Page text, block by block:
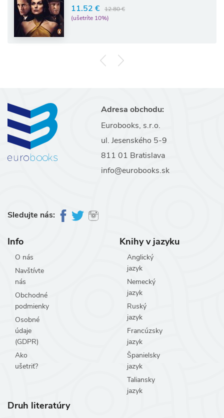
11.52 € 12.80 €
(ušetríte 10%)
Adresa obchodu:
Eurobooks, s.r.o.
ul. Jesenského 5-9
811 01 Bratislava
info@eurobooks.sk
Sledujte nás:
Info
O nás
Navštívte
nás
Obchodné
podmienky
Osobné
údaje
(GDPR)
Ako
ušetriť?
Knihy v jazyku
Anglický
jazyk
Nemecký
jazyk
Ruský
jazyk
Francúzsky
jazyk
Španielsky
jazyk
Taliansky
jazyk
Druh literatúry